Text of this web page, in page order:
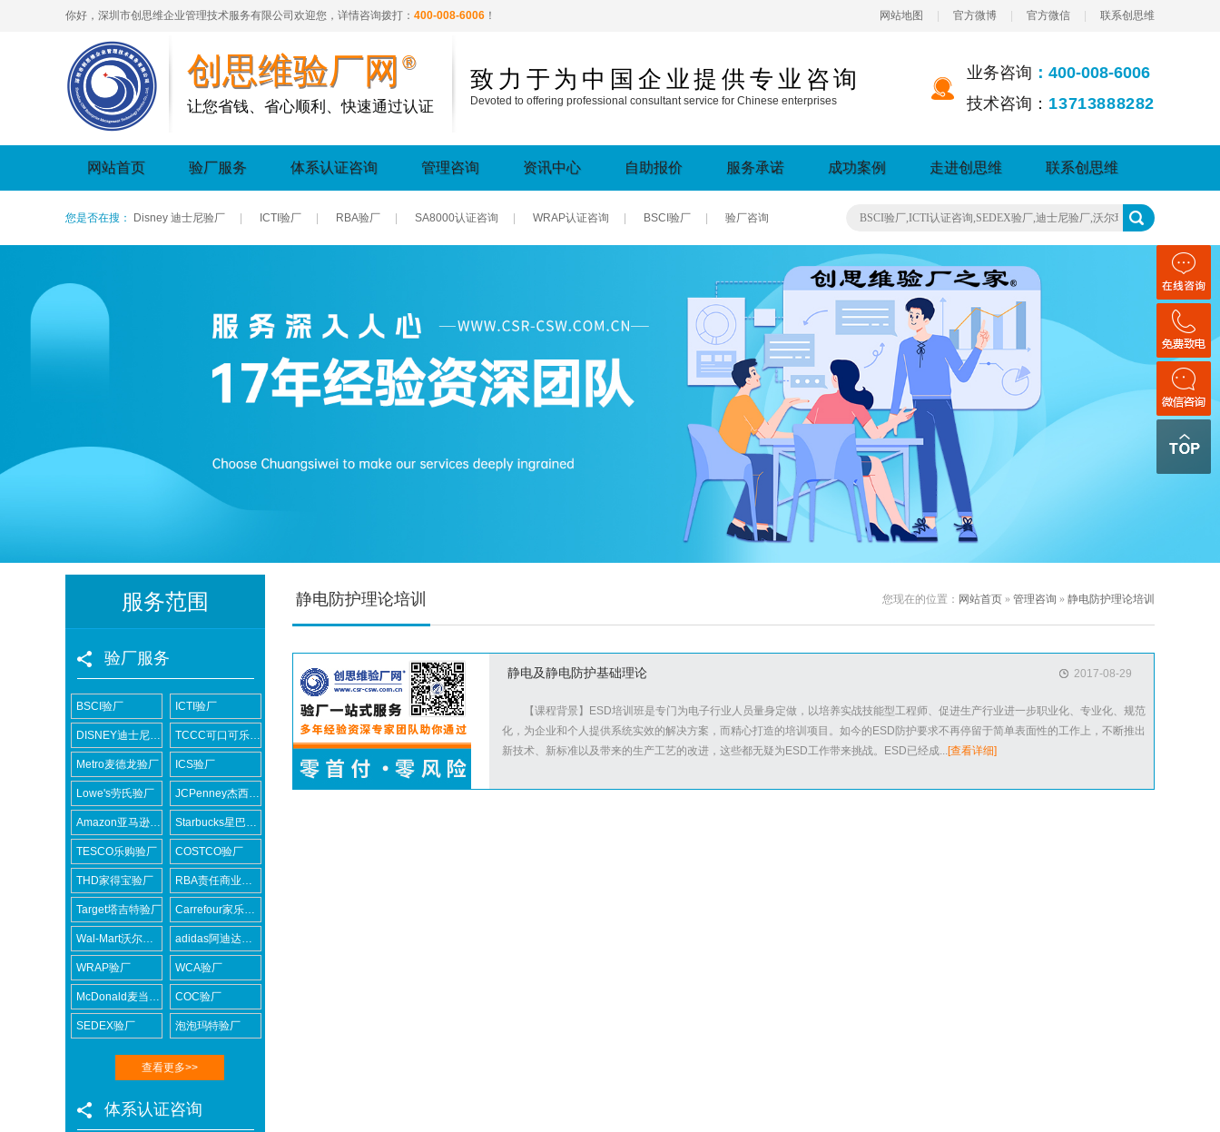
你好，深圳市创思维企业管理技术服务有限公司欢迎您，详情咨询拨打： 400-008-6006 ！ 网站地图 官方微博 官方微信 联系创思维
创思维验厂网 ®
让您省钱、省心顺利、快速通过认证
致力于为中国企业提供专业咨询
Devoted to offering professional consultant service for Chinese enterprises
业务咨询 ：400-008-6006
技术咨询： 13713888282
网站首页 验厂服务 体系认证咨询 管理咨询 资讯中心 自助报价 服务承诺 成功案例 走进创思维 联系创思维
您是否在搜： Disney 迪士尼验厂 ICTI验厂 RBA验厂 SA8000认证咨询 WRAP认证咨询 BSCI验厂 验厂咨询
服务范围
验厂服务
BSCI验厂 ICTI验厂
DISNEY迪士尼验厂 TCCC可口可乐验厂
Metro麦德龙验厂 ICS验厂
Lowe's劳氏验厂 JCPenney杰西潘尼验厂
Amazon亚马逊验厂 Starbucks星巴克验厂
TESCO乐购验厂 COSTCO验厂
THD家得宝验厂 RBA责任商业联盟认证咨询
Target塔吉特验厂 Carrefour家乐福验厂
Wal-Mart沃尔玛验厂 adidas阿迪达斯验厂
WRAP验厂 WCA验厂
McDonald麦当劳验厂 COC验厂
SEDEX验厂 泡泡玛特验厂
查看更多>>
体系认证咨询
静电防护理论培训 您现在的位置： 网站首页 » 管理咨询 » 静电防护理论培训
静电及静电防护基础理论 2017-08-29
【课程背景】ESD培训班是专门为电子行业人员量身定做，以培养实战技能型工程师、促进生产行业进一步职业化、专业化、规范
化，为企业和个人提供系统实效的解决方案，而精心打造的培训项目。如今的ESD防护要求不再停留于简单表面性的工作上，不断推出
新技术、新标准以及带来的生产工艺的改进，这些都无疑为ESD工作带来挑战。ESD已经成...[查看详细]